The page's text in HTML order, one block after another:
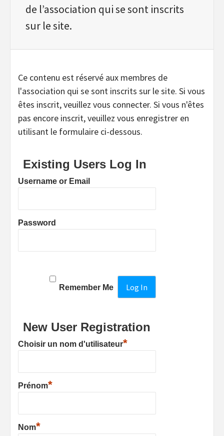
de l’association qui se sont inscrits
sur le site.
Ce contenu est réservé aux membres de
l'association qui se sont inscrits sur le site. Si vous
êtes inscrit, veuillez vous connecter. Si vous n'êtes
pas encore inscrit, veuillez vous enregistrer en
utilisant le formulaire ci-dessous.
Existing Users Log In
Username or Email
Password
Remember Me
New User Registration
Choisir un nom d'utilisateur*
Prénom*
Nom*